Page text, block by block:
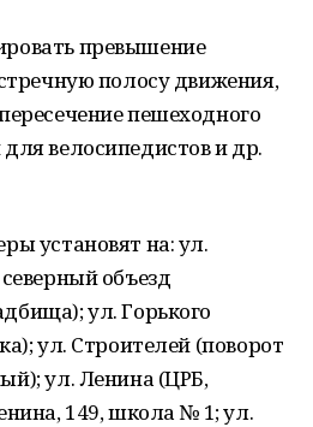
превышение
полосу движения,
пешеходного
велосипедистов и др.
установят на: ул.
объезд
ул. Горького
ул. Строителей (поворот
ул. Ленина (ЦРБ,
149, школа № 1; ул.